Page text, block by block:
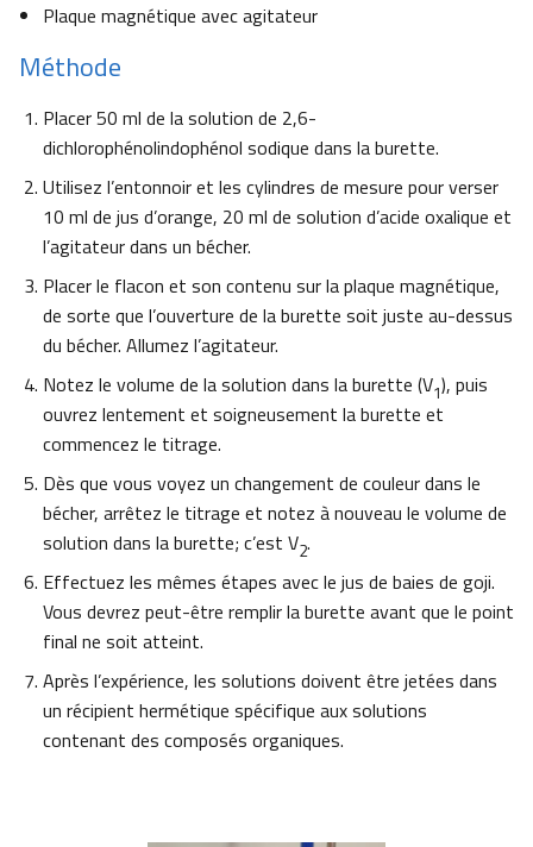
Plaque magnétique avec agitateur
Méthode
Placer 50 ml de la solution de 2,6-
dichlorophénolindophénol sodique dans la burette.
Utilisez l’entonnoir et les cylindres de mesure pour verser
10 ml de jus d’orange, 20 ml de solution d’acide oxalique et
l’agitateur dans un bécher.
Placer le flacon et son contenu sur la plaque magnétique,
de sorte que l’ouverture de la burette soit juste au-dessus
du bécher. Allumez l’agitateur.
Notez le volume de la solution dans la burette (V1), puis
ouvrez lentement et soigneusement la burette et
commencez le titrage.
Dès que vous voyez un changement de couleur dans le
bécher, arrêtez le titrage et notez à nouveau le volume de
solution dans la burette; c’est V2.
Effectuez les mêmes étapes avec le jus de baies de goji.
Vous devrez peut-être remplir la burette avant que le point
final ne soit atteint.
Après l’expérience, les solutions doivent être jetées dans
un récipient hermétique spécifique aux solutions
contenant des composés organiques.